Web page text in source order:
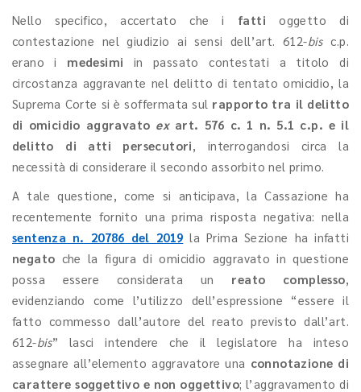
Nello specifico, accertato che i fatti oggetto di
contestazione nel giudizio ai sensi dell’art. 612-bisc.p.
erano i medesimi in passato contestati a titolo di
circostanza aggravante nel delitto di tentato omicidio, la
Suprema Corte si è soffermata sul rapporto tra il delitto
di omicidio aggravato exart. 576 c. 1 n. 5.1 c.p. e il
delitto di atti persecutori, interrogandosi circa la
necessità di considerare il secondo assorbito nel primo.
A tale questione, come si anticipava, la Cassazione ha
recentemente fornito una prima risposta negativa: nella
sentenza n. 20786 del 2019 la Prima Sezione ha infatti
negato che la figura di omicidio aggravato in questione
possa essere considerata un reato complesso,
evidenziando come l’utilizzo dell’espressione “essere il
fatto commesso dall’autore del reato previsto dall’art.
612-bis” lasci intendere che il legislatore ha inteso
assegnare all’elemento aggravatore una connotazione di
carattere soggettivo e non oggettivo; l’aggravamento di